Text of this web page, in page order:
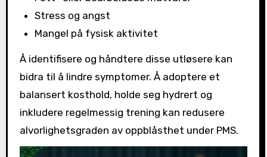
Stress og angst
Mangel på fysisk aktivitet
Å identifisere og håndtere disse utløsere kan
bidra til å lindre symptomer. Å adoptere et
balansert kosthold, holde seg hydrert og
inkludere regelmessig trening kan redusere
alvorlighetsgraden av oppblåsthet under PMS.